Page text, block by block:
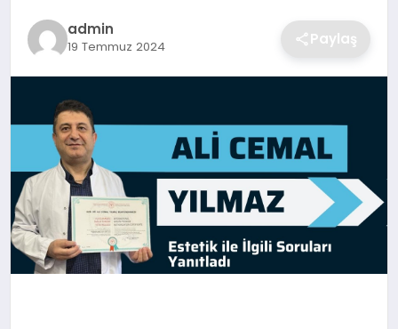
TEKNOLOJI
admin
19 Temmuz 2024 Paylaş